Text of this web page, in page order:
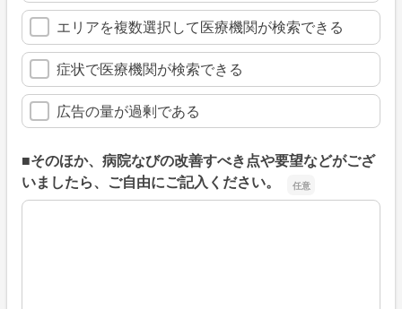
エリアを複数選択して医療機関が検索できる
症状で医療機関が検索できる
広告の量が過剰である
■そのほか、病院なびの改善すべき点や要望などがござ
いましたら、ご自由にご記入ください。
■そのほか、病院なびの改善すべき点や要望などがござい